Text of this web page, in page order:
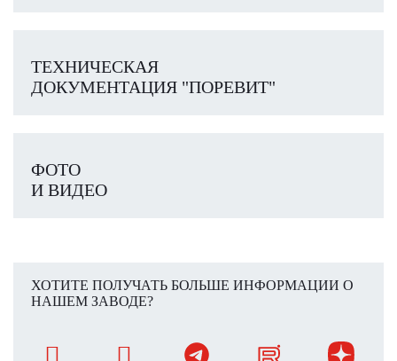
ТЕХНИЧЕСКАЯ
ДОКУМЕНТАЦИЯ "ПОРЕВИТ"
ФОТО
И ВИДЕО
ХОТИТЕ ПОЛУЧАТЬ БОЛЬШЕ ИНФОРМАЦИИ О
НАШЕМ ЗАВОДЕ?